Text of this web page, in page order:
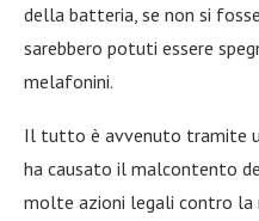
della batteria, se non si
sarebbero potuti essere
melafonini.
Il tutto è avvenuto tramite
ha causato il malcontento
molte azioni legali contro la